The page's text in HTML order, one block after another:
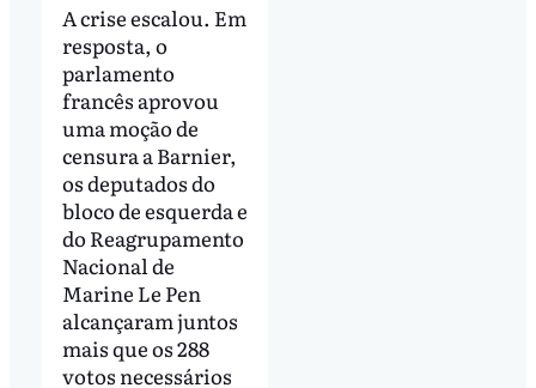
A crise escalou. Em
resposta, o
parlamento
francês aprovou
uma moção de
censura a Barnier,
os deputados do
bloco de esquerda e
do Reagrupamento
Nacional de
Marine Le Pen
alcançaram juntos
mais que os 288
votos necessários